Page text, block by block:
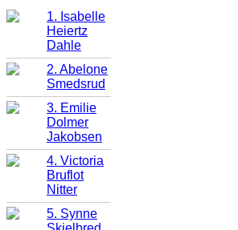
1. Isabelle
Heiertz
Dahle
2. Abelone
Smedsrud
3. Emilie
Dolmer
Jakobsen
4. Victoria
Bruflot
Nitter
5. Synne